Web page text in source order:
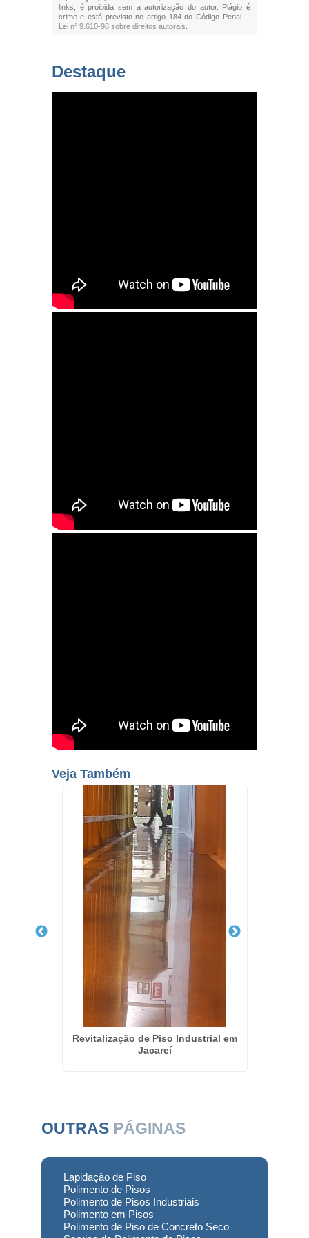
links, é proibida sem a autorização do autor. Plágio é
crime e está previsto no artigo 184 do Código Penal. –
Lei n° 9.610-98 sobre direitos autorais
Destaque
Veja Também
Revitalização de Piso Industrial em
Jacareí
OUTRAS PÁGINAS
Lapidação de Piso
Polimento de Pisos
Polimento de Pisos Industriais
Polimento em Pisos
Polimento de Piso de Concreto Seco